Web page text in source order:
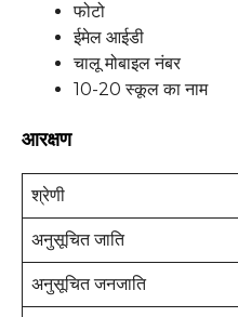
फोटो
ईमेल आईडी
चालू मोबाइल नंबर
10-20 स्कूल का नाम
आरक्षण
श्रेणी
अनुसूचित जाति
अनुसूचित जनजाति